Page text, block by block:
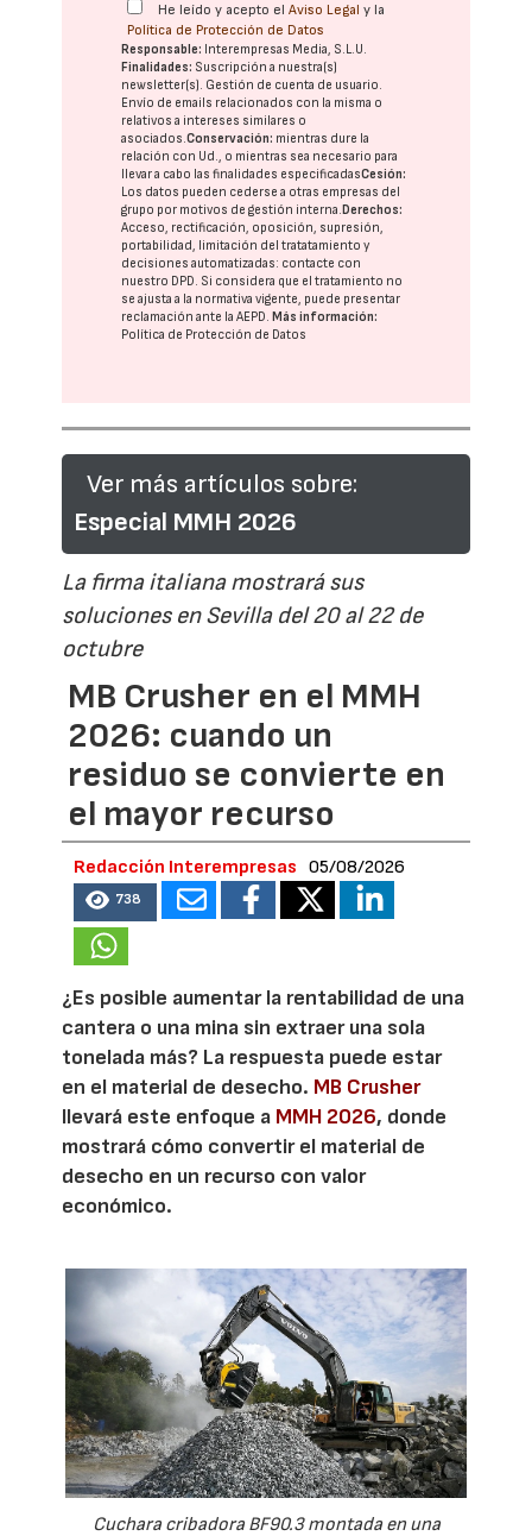
He leído y acepto elAviso Legal y la
Política de Protección de Datos
Responsable: Interempresas Media, S.L.U.
Finalidades: Suscripción a nuestra(s)
newsletter(s). Gestión de cuenta de usuario.
Envío de emails relacionados con la misma o
relativos a intereses similares o
asociados.Conservación: mientras dure la
relación con Ud., o mientras sea necesario para
llevar a cabo las finalidades especificadasCesión:
Los datos pueden cederse a otras empresas del
grupo por motivos de gestión interna. Derechos:
Acceso, rectificación, oposición, supresión,
portabilidad, limitación del tratatamiento y
decisiones automatizadas: contacte con
nuestro DPD. Si considera que el tratamiento no
se ajusta a la normativa vigente, puede presentar
reclamación ante laAEPD. Más información:
Política de Protección de Datos
Ver más artículos sobre:
Especial MMH 2026
La firma italiana mostrará sus
soluciones en Sevilla del 20 al 22 de
octubre
MB Crusher en el MMH
2026: cuando un
residuo se convierte en
el mayor recurso
Redacción Interempresas 05/08/2026
738
¿Es posible aumentar la rentabilidad de una
cantera o una mina sin extraer una sola
tonelada más? La respuesta puede estar
en el material de desecho. MB Crusher
llevará este enfoque a MMH 2026, donde
mostrará cómo convertir el material de
desecho en un recurso con valor
económico.
Cuchara cribadora BF90.3 montada en una